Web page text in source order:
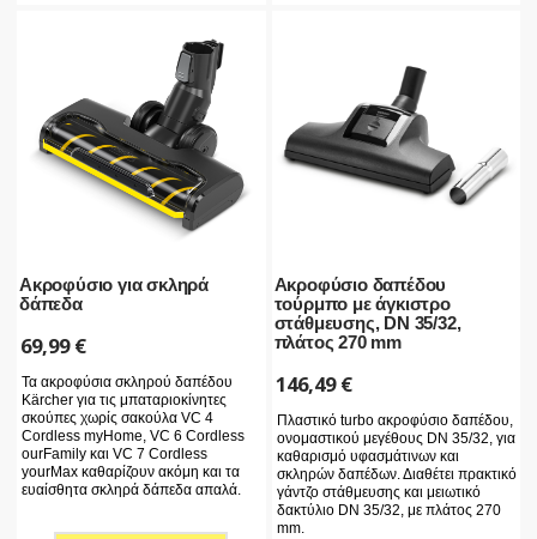
Ακροφύσιο για σκληρά
δάπεδα
69,99€
Τα ακροφύσια σκληρού δαπέδου
Kärcher για τις μπαταριοκίνητες
σκούπες χωρίς σακούλα VC 4
Cordless myHome, VC 6 Cordless
ourFamily και VC 7 Cordless
yourMax καθαρίζουν ακόμη και τα
ευαίσθητα σκληρά δάπεδα απαλά.
Ακροφύσιο δαπέδου
τούρμπο με άγκιστρο
στάθμευσης, DN 35/32,
πλάτος 270 mm
146,49€
Πλαστικό turbo ακροφύσιο δαπέδου,
ονομαστικού μεγέθους DN 35/32, για
καθαρισμό υφασμάτινων και
σκληρών δαπέδων. Διαθέτει πρακτικό
γάντζο στάθμευσης και μειωτικό
δακτύλιο DN 35/32, με πλάτος 270
mm.